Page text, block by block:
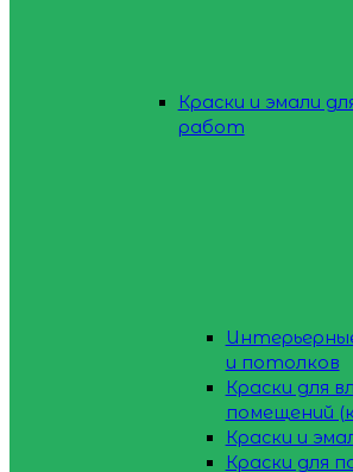
Краски и эмали
работ
и потолков
Краски для
помещений
Краски и
Краски для